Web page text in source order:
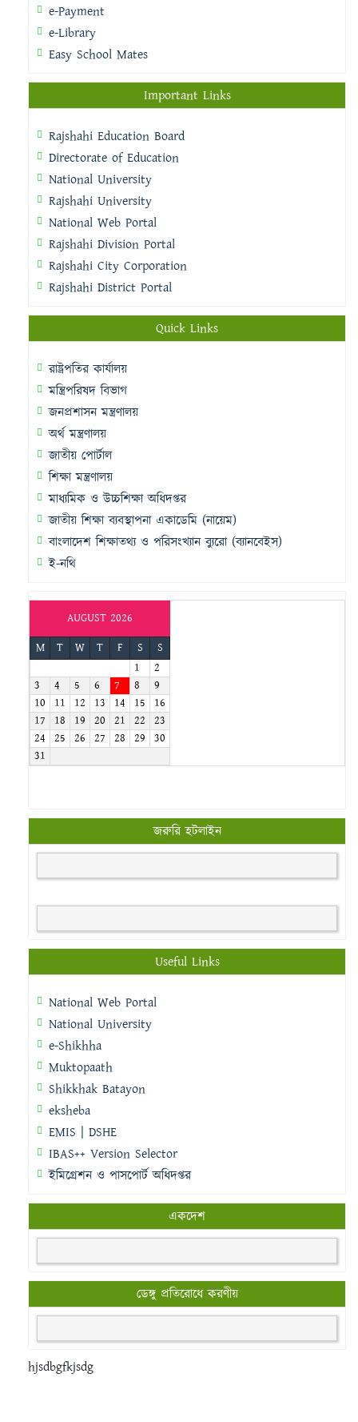
e-Payment
e-Library
Easy School Mates
Important Links
Rajshahi Education Board
Directorate of Education
National University
Rajshahi University
National Web Portal
Rajshahi Division Portal
Rajshahi City Corporation
Rajshahi District Portal
Quick Links
রাষ্ট্রপতির কার্যালয়
মন্ত্রিপরিষদ বিভাগ
জনপ্রশাসন মন্ত্রণালয়
অর্থ মন্ত্রণালয়
জাতীয় পোর্টাল
শিক্ষা মন্ত্রণালয়
মাধ্যমিক ও উচ্চশিক্ষা অধিদপ্তর
জাতীয় শিক্ষা ব্যবস্থাপনা একাডেমি (নায়েম)
বাংলাদেশ শিক্ষাতথ্য ও পরিসংখ্যান ব্যুরো (ব্যানবেইস)
ই-নথি
AUGUST 2026
M
T W T F S
S
1
2
3
4 5 6 7 8
9
10
11 12 13 14 15
16
17
18 19 20 21 22 23
24 25 26 27 28 29 30
31
জরুরি হটলাইন
Useful Links
National Web Portal
National University
e-Shikhha
Muktopaath
Shikkhak Batayon
eksheba
EMIS | DSHE
IBAS++ Version Selector
ইমিগ্রেশন ও পাসপোর্ট অধিদপ্তর
একদেশ
ডেঙ্গু প্রতিরোধে করণীয়
hjsdbgfkjsdg